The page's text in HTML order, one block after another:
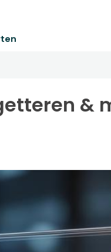
&